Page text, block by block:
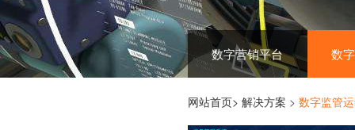
数字营销平台 数
网站首页> 解决方案 > 数字监管